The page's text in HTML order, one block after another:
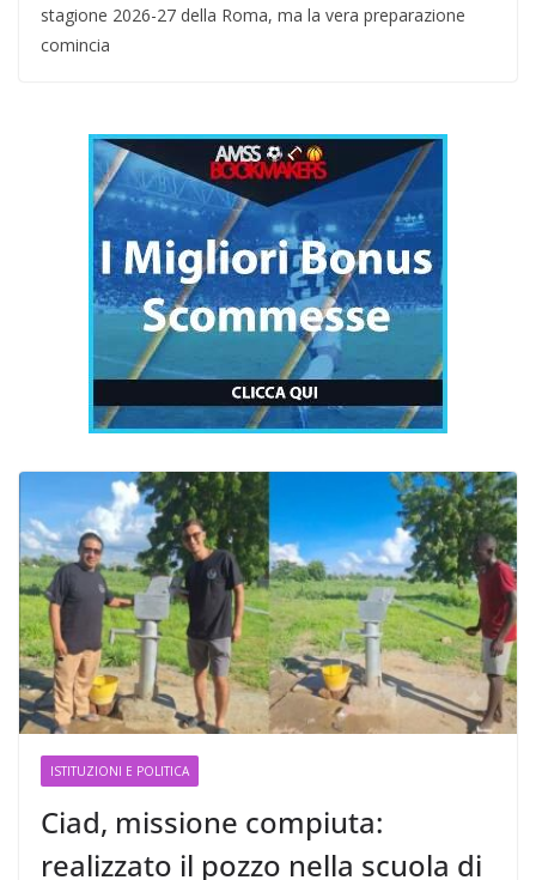
stagione 2026-27 della Roma, ma la vera preparazione
comincia
ISTITUZIONI E POLITICA
Ciad, missione compiuta:
realizzato il pozzo nella scuola di